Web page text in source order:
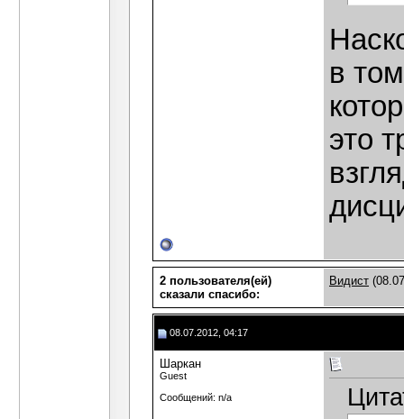
в
это
2 пользователя(ей)
сказали cпасибо:
Видист
08.07.2012, 04:17
Шаркан
Guest
Сообщений: n/a